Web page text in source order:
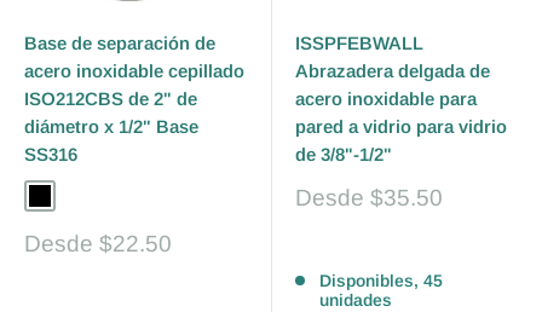
Base de separación de
acero inoxidable cepillado
ISO212CBS de 2" de
diámetro x 1/2" Base
SS316
Precio
Desde $22.50
ISSPFEBWALL
Abrazadera delgada de
acero inoxidable para
pared a vidrio para vidrio
de 3/8"-1/2"
Precio
Desde $35.50
Disponibles, 45
unidades